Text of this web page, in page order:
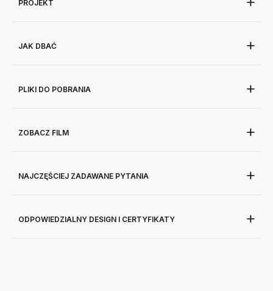
PROJEKT
JAK DBAĆ
PLIKI DO POBRANIA
ZOBACZ FILM
NAJCZĘŚCIEJ ZADAWANE PYTANIA
ODPOWIEDZIALNY DESIGN I CERTYFIKATY